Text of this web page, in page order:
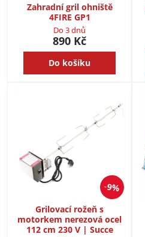
Zahradní gril ohniště
4FIRE GP1
Do 3 dnů
890 Kč
Do košíku
9%
Grilovací rožeň s
motorkem nerezová ocel
112 cm 230 V | Succe